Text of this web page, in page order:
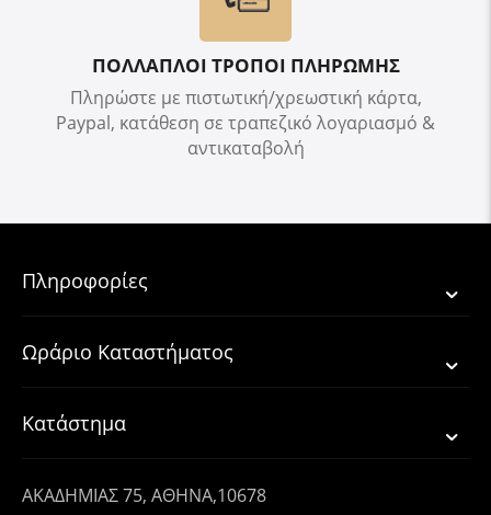
ΠΟΛΛΑΠΛΟΙ ΤΡΟΠΟΙ ΠΛΗΡΩΜΗΣ
Πληρώστε με πιστωτική/χρεωστική κάρτα,
Paypal, κατάθεση σε τραπεζικό λογαριασμό &
αντικαταβολή
Πληροφορίες
Ωράριο Καταστήματος
Κατάστημα
ΑΚΑΔΗΜΙΑΣ 75, ΑΘΗΝΑ,10678